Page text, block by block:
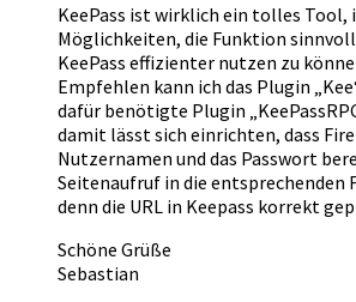
KeePass ist wirklich ein tolles Tool,
Möglichkeiten, die Funktion
KeePass effizienter nutzen zu
Empfehlen kann ich das Plugin
dafür benötigte Plugin
damit lässt sich einrichten, dass
Nutzernamen und das Passwort
Seitenaufruf in die entsprechenden
denn die URL in Keepass korrekt
Schöne Grüße
Sebastian